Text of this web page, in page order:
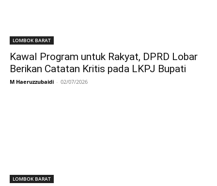
LOMBOK BARAT
Kawal Program untuk Rakyat, DPRD Lobar
Berikan Catatan Kritis pada LKPJ Bupati
M Haeruzzubaidi - 02/07/2026
LOMBOK BARAT